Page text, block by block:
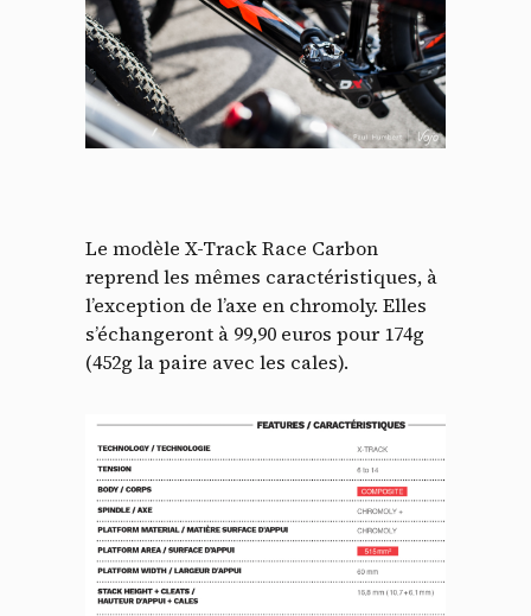
Le modèle X-Track Race Carbon
reprend les mêmes caractéristiques, à
l’exception de l’axe en chromoly. Elles
s’échangeront à 99,90 euros pour 174g
(452g la paire avec les cales).